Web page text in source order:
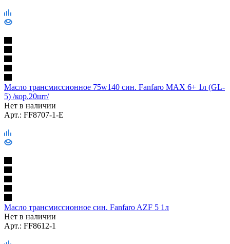
Масло трансмиссионное 75w140 син. Fanfaro MAX 6+ 1л (GL-
5) /кор.20шт/
Нет в наличии
Арт.: FF8707-1-E
Масло трансмиссионное син. Fanfaro AZF 5 1л
Нет в наличии
Арт.: FF8612-1